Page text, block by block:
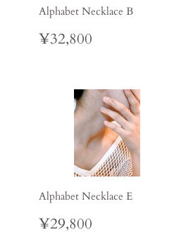
Alphabet Necklace B
Regular
price
¥32,800
Alphabet Necklace E
Regular
price
¥29,800